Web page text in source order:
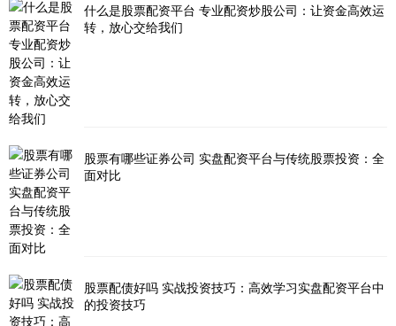
什么是股票配资平台 专业配资炒股公司：让资金高效运
转，放心交给我们
股票有哪些证券公司 实盘配资平台与传统股票投资：全
面对比
股票配债好吗 实战投资技巧：高效学习实盘配资平台中
的投资技巧